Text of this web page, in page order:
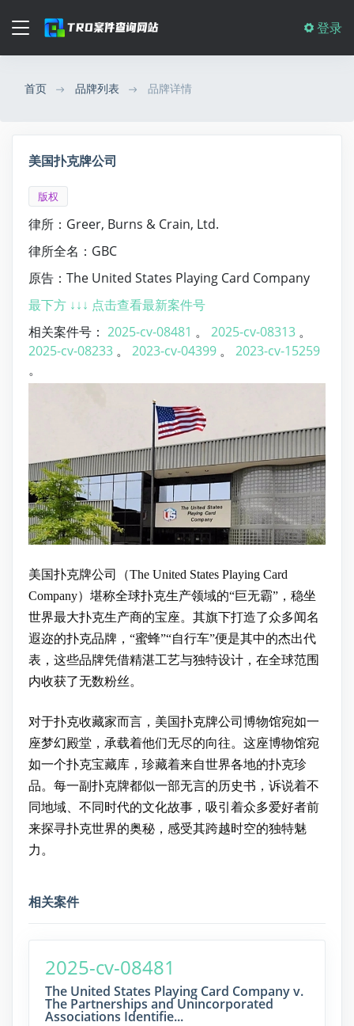
登录
首页 品牌列表 品牌详情
美国扑克牌公司
版权
律所：Greer, Burns & Crain, Ltd.
律所全名：GBC
原告：The United States Playing Card Company
最下方 ↓↓↓ 点击查看最新案件号
相关案件号： 2025-cv-08481 。 2025-cv-08313 。
2025-cv-08233 。 2023-cv-04399 。
2023-cv-15259
。
美国扑克牌公司（The United States Playing Card
Company）堪称全球扑克生产领域的“巨无霸”，稳坐
世界最大扑克生产商的宝座。其旗下打造了众多闻名
遐迩的扑克品牌，“蜜蜂”“自行车”便是其中的杰出代
表，这些品牌凭借精湛工艺与独特设计，在全球范围
内收获了无数粉丝。
对于扑克收藏家而言，美国扑克牌公司博物馆宛如一
座梦幻殿堂，承载着他们无尽的向往。这座博物馆宛
如一个扑克宝藏库，珍藏着来自世界各地的扑克珍
品。每一副扑克牌都似一部无言的历史书，诉说着不
同地域、不同时代的文化故事，吸引着众多爱好者前
来探寻扑克世界的奥秘，感受其跨越时空的独特魅
力。
相关案件
2025-cv-08481
The United States Playing Card Company v.
The Partnerships and Unincorporated
Associations Identifie...